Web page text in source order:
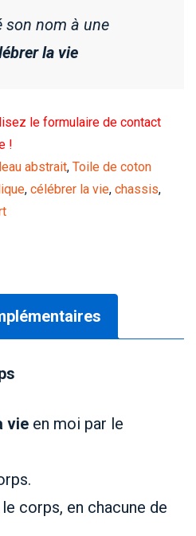
son nom à une
la vie
le formulaire de contact
!
abstrait, Toile de coton
, célébrer la vie, chassis,
vie en moi par le
le corps, en chacune de